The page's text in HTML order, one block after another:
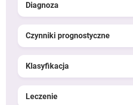
Diagnoza
Czynniki prognostyczne
Klasyfikacja
Leczenie